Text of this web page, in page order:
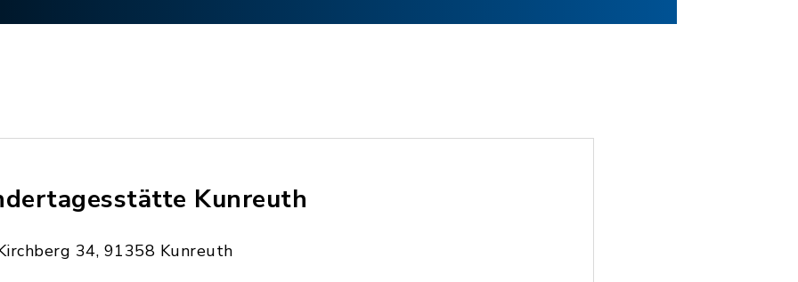
Kunreuth
34, 91358 Kunreuth